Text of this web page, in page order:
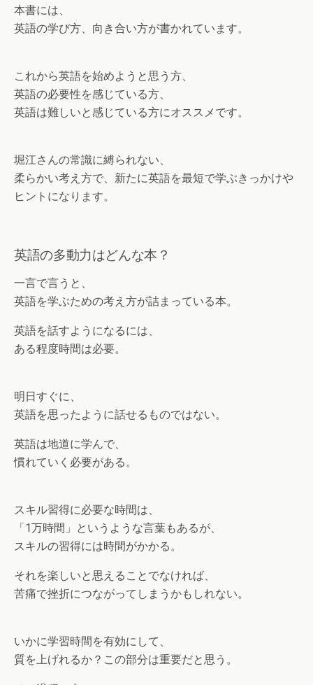
本書には、
英語の学び方、向き合い方が書かれています。
これから英語を始めようと思う方、
英語の必要性を感じている方、
英語は難しいと感じている方にオススメです。
堀江さんの常識に縛られない、
柔らかい考え方で、新たに英語を最短で学ぶきっかけや
ヒントになります。
英語の多動力はどんな本？
一言で言うと、
英語を学ぶための考え方が詰まっている本。
英語を話すようになるには、
ある程度時間は必要。
明日すぐに、
英語を思ったように話せるものではない。
英語は地道に学んで、
慣れていく必要がある。
スキル習得に必要な時間は、
「1万時間」というような言葉もあるが、
スキルの習得には時間がかかる。
それを楽しいと思えることでなければ、
苦痛で挫折につながってしまうかもしれない。
いかに学習時間を有効にして、
質を上げれるか？この部分は重要だと思う。